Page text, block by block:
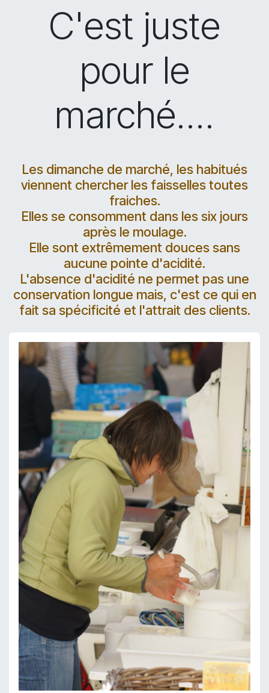
C'est juste
pour le
marché....
Les dimanche de marché, les habitués
viennent chercher les faisselles toutes
fraiches.
Elles se consomment dans les six jours
après le moulage.
Elle sont extrêmement douces sans
aucune pointe d'acidité.
L'absence d'acidité ne permet pas une
conservation longue mais, c'est ce qui en
fait sa spécificité et l'attrait des clients.